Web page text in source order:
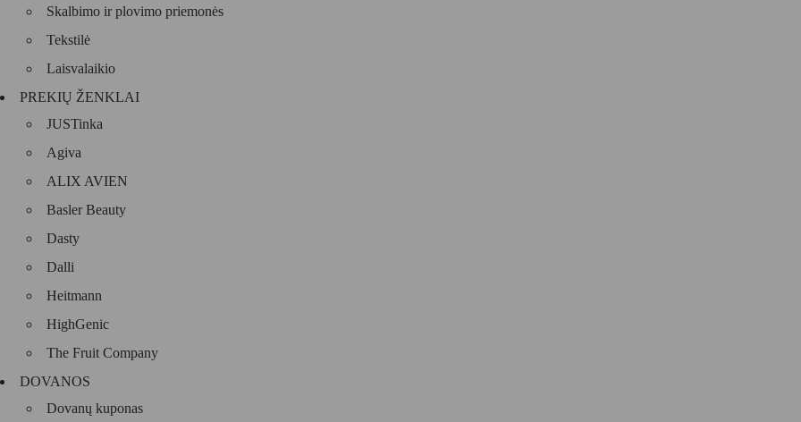
Skalbimo ir plovimo priemonės
Tekstilė
Laisvalaikio
PREKIŲ ŽENKLAI
JUSTinka
Agiva
ALIX AVIEN
Basler Beauty
Dasty
Dalli
Heitmann
HighGenic
The Fruit Company
DOVANOS
Dovanų kuponas